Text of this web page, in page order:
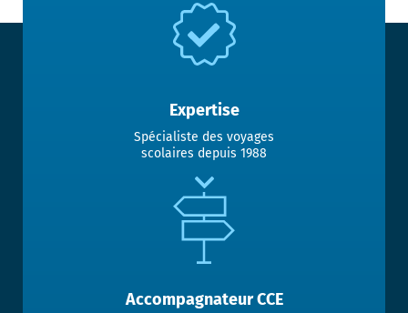
Expertise
Spécialiste des voyages
scolaires depuis 1988
Accompagnateur CCE